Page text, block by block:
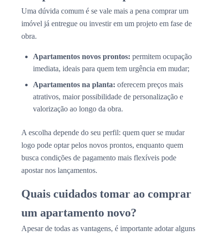
Uma dúvida comum é se vale mais a pena comprar um
imóvel já entregue ou investir em um projeto em fase de
obra.
Apartamentos novos prontos: permitem ocupação
imediata, ideais para quem tem urgência em mudar;
Apartamentos na planta: oferecem preços mais
atrativos, maior possibilidade de personalização e
valorização ao longo da obra.
A escolha depende do seu perfil: quem quer se mudar
logo pode optar pelos novos prontos, enquanto quem
busca condições de pagamento mais flexíveis pode
apostar nos lançamentos.
Quais cuidados tomar ao comprar
um apartamento novo?
Apesar de todas as vantagens, é importante adotar alguns